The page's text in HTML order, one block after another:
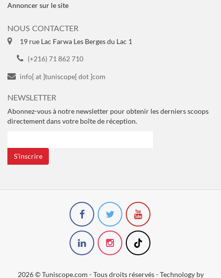
Annoncer sur le site
NOUS CONTACTER
19 rue Lac Farwa Les Berges du Lac 1
(+216) 71 862 710
info[ at ]tuniscope[ dot ]com
NEWSLETTER
Abonnez-vous à notre newsletter pour obtenir les derniers scoops
directement dans votre boîte de réception.
S’inscrire
2026 © Tuniscope.com - Tous droits réservés - Technology by